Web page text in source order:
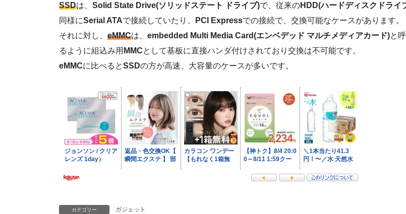
SSDは、 Solid State Drive(ソリッドステート ドライブ)で、従来のHDD(ハードディスクドライ
同様にSerial ATAで接続していたり、 PCI Expressでの接続で、交換可能なケースがあります。
それに対し、 eMMCは、 embedded Multi Media Card(エンベデッド マルチメディアカード)と
るように組込み用 MMCとして基板に直接ハンダ付けされており交換は不可能です。
eMMCに比べるとSSDの方が高速、大容量のケースが多いです。
カテゴリー ガジェット